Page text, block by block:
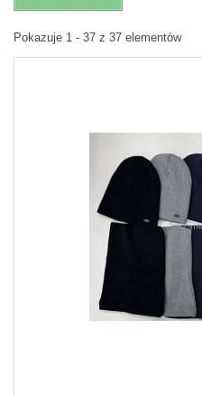
Pokazuje 1 - 37 z 37 elementów